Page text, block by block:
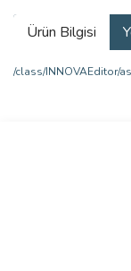
Ürün Bilgisi
/class/INNOVAEditor/
Ürün resmi
Ürün
Ürün